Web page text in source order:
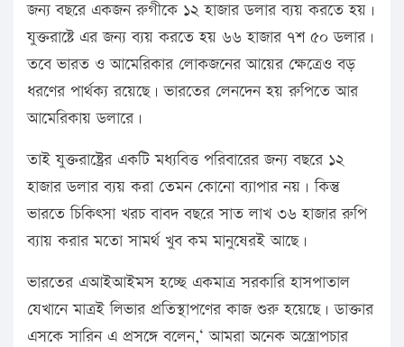
জন্য বছরে একজন রুগীকে ১২ হাজার ডলার ব্যয় করতে হয়।
যুক্তরাষ্টে এর জন্য ব্যয় করতে হয় ৬৬ হাজার ৭শ ৫০ ডলার।
তবে ভারত ও আমেরিকার লোকজনের আয়ের ক্ষেত্রেও বড়
ধরণের পার্থক্য রয়েছে। ভারতের লেনদেন হয় রুপিতে আর
আমেরিকায় ডলারে।
তাই যুক্তরাষ্ট্রের একটি মধ্যবিত্ত পরিবারের জন্য বছরে ১২
হাজার ডলার ব্যয় করা তেমন কোনো ব্যাপার নয়। কিন্তু
ভারতে চিকিৎসা খরচ বাবদ বছরে সাত লাখ ৩৬ হাজার রুপি
ব্যায় করার মতো সামর্থ খুব কম মানুষেরই আছে।
ভারতের এআইআইমস হচ্ছে একমাত্র সরকারি হাসপাতাল
যেখানে মাত্রই লিভার প্রতিস্থাপণের কাজ শুরু হয়েছে। ডাক্তার
এসকে সারিন এ প্রসঙ্গে বলেন,‘ আমরা অনেক অস্ত্রোপচার